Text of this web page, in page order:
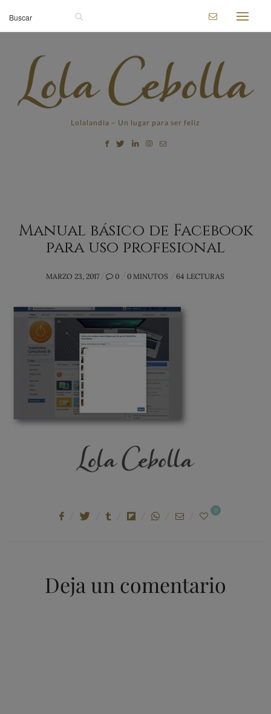
Lolalandia – Un lugar para ser feliz
Manual básico de Facebook
para uso profesional
POSTED
MARZO 23, 2017 0 0 MINUTOS 64 LECTURAS
0
Deja un comentario